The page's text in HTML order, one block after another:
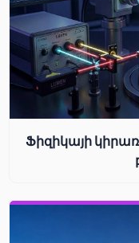
Ֆիզիկայի